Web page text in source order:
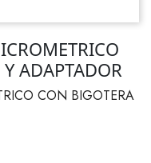
ADAPTADOR
CON BIGOTERA